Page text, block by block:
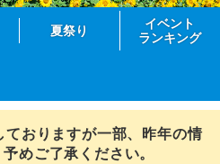
夏祭り
イベント
ランキング
おりますが一部、昨年の情
めご了承ください。